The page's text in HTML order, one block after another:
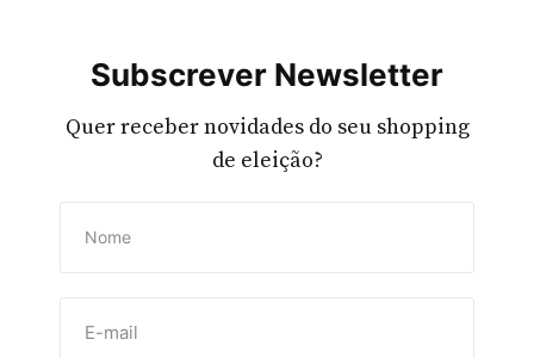
Subscrever Newsletter
Quer receber novidades do seu shopping
de eleição?